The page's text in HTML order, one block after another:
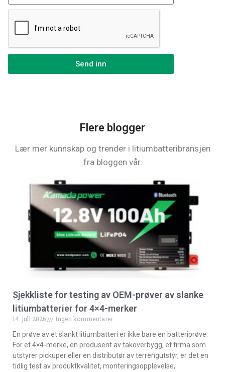
Send inn
Flere blogger
Lær mer kunnskap og trender i litiumbatteribransjen
fra bloggen vår.
Sjekkliste for testing av OEM-prøver av slanke
litiumbatterier for 4×4-merker
14. juli 2026
Ingen kommentarer
En prøve av et slankt litiumbatteri er ikke bare en batteriprøve.
For et 4×4-merke, en produsent av takoverbygg, et firma som
utstyrer pickuper eller en distributør av terrengutstyr, er det en
tidlig test av produktkvalitet, monteringsopplevelse,